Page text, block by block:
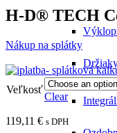
H-D® TECH
Nákup na splátky
Veľkosť
Clear
119,11 € s DPH